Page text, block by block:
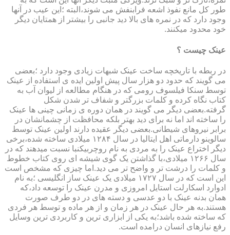
طور کل مانع نفوذ اشعه فرابنفش می شوند،البته ؛این عیب در آنها
وجود دارد که در نمره های بالا دید جانبی را بیشتر از همتایان دیگر
خود محدود میکنند.
عینک چیست ؟
در ربطه با تاریخچه ساخت عینک شبهات زیادی وجود دارد ؛بعضی
می گویند که حدود دو هزار سال پیش اولین ایده ی استفاده از عینک
توسط سنکا فیلسوف رومی که در هنگام مطالعه از لیوان آب به
کتاب نگاه کرده و کلمات بزرگتر و شفاف تر شدن شکل
گرفته.بعضی دیگر می گویند در همان دوره ی زمانی چینی ها عینک
را ساخته اند اما نه برای دید بهتر بلکه محافظت از چشمانشان در
برابر نیروهای شیطانی.بعضی دیگر عقیده دارند اولین عینک توسط
سالوینو دارماتی اهل ایتالیا در سال ۱۲۸۴ میلادی ساخته شده،برخی
دیگر اختراع عینک را به مردی به نام روچربیکنبا نسبت میدهند که در
سال ۱۲۶۶ میلادی،با گذاشتن یک گوی شیشه ای روی کتاب خطوط
و کلمات را درشت تر و واضح تر می دید.اما چیزی که مشخص است
این است که در سال ۱۷۲۷ میلادی یک عینک ساز انگلیسی ؛به نام
ادوارد اسکارلت استایل امروزی و مدرن عینک را توسعه داد،که
همان بدنه عینک با دو عدسی و دسته های در دو طرف صورت
هستند.به هر حال عینک در هر زمان و از هر ماده و توسط هر فردی
که ساخته شده باشد؛به یکی از ابزاری ترین و کاربردی ترین وسایل
رفع نیازهای انسان درامده است.